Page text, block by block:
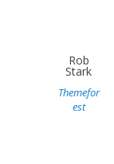
Rob
Stark
Themefor
est